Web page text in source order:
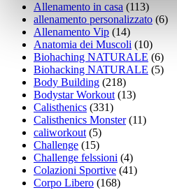
Allenamento in casa (113)
allenamento personalizzato (6)
Allenamento Vip (14)
Anatomia dei Muscoli (10)
Biohaching NATURALE (6)
Biohacking NATURALE (5)
Body Building (218)
Bodystar Workout(13)
Calisthenics (331)
Calisthenics Monster(11)
caliworkout(5)
Challenge (15)
Challenge felssioni (4)
Colazioni Sportive (41)
Corpo Libero (168)